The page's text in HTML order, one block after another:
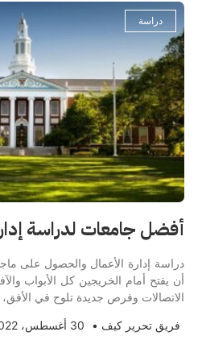
دراسة
أفضل جامعات لدراسة
دراسة إدارة الأعمال والحصول على
أن يفتح أمام الخريجين كل الأبواب
الاتصالات وفرص جديدة تلوح في
فريق تحرير كيف • 30 أغسطس، 2022